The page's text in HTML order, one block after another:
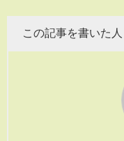
この記事を書いた人